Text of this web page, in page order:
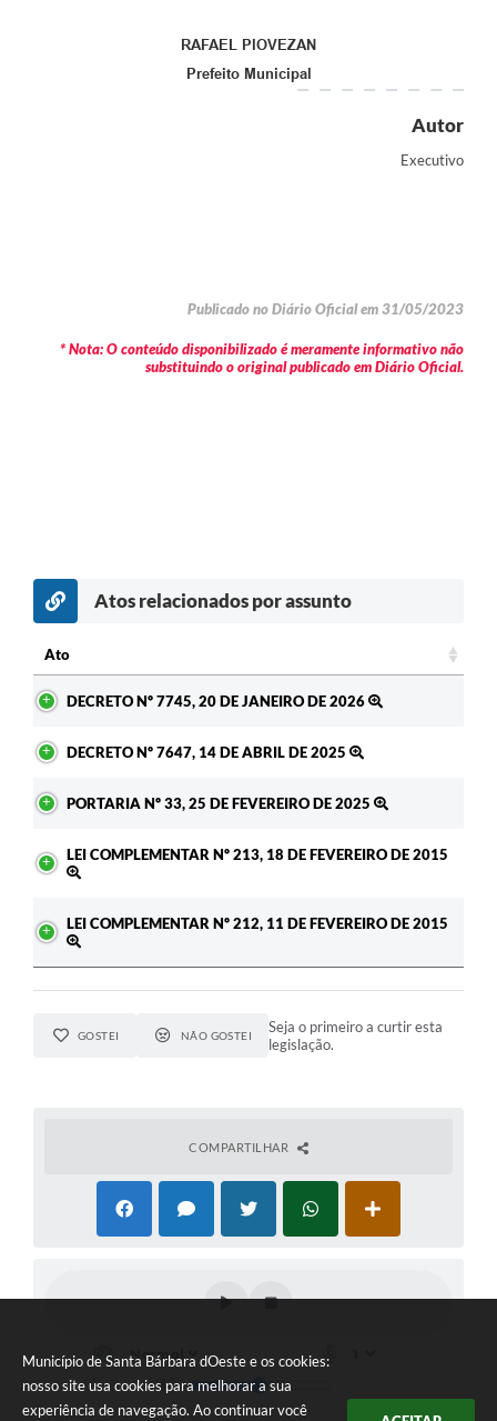
Município de Santa Bárbara dOeste e os cookies:
nosso site usa cookies para melhorar a sua
experiência de navegação. Ao continuar você
RAFAEL PIOVEZAN
Prefeito Municipal
Autor
Executivo
Publicado no Diário Oficial em 31/05/2023
* Nota: O conteúdo disponibilizado é meramente informativo não
substituindo o original publicado em Diário Oficial.
Atos relacionados por assunto
Ato
DECRETO Nº 7745, 20 DE JANEIRO DE 2026
DECRETO Nº 7647, 14 DE ABRIL DE 2025
PORTARIA Nº 33, 25 DE FEVEREIRO DE 2025
LEI COMPLEMENTAR Nº 213, 18 DE FEVEREIRO DE 2015
LEI COMPLEMENTAR Nº 212, 11 DE FEVEREIRO DE 2015
GOSTEI NÃO GOSTEI
Seja o primeiro a curtir esta
legislação.
COMPARTILHAR